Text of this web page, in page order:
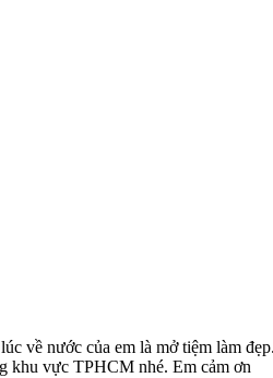
về nước của em là mở tiệm làm
khu vực TPHCM nhé. Em cảm ơn